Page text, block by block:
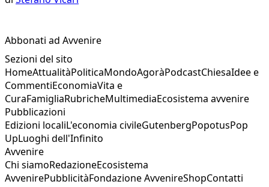
Abbonati ad Avvenire
Sezioni del sito
HomeAttualitàPoliticaMondoAgoràPodcastChiesaIdee e
CommentiEconomiaVita e
CuraFamigliaRubricheMultimediaEcosistema avvenire
Pubblicazioni
Edizioni localiL'economia civileGutenbergPopotusPop
UpLuoghi dell'Infinito
Avvenire
Chi siamoRedazioneEcosistema
AvvenirePubblicitàFondazione AvvenireShopContatti